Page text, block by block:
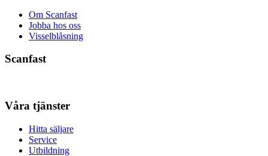
Om Scanfast
Jobba hos oss
Visselblåsning
Scanfast
Våra tjänster
Hitta säljare
Service
Utbildning